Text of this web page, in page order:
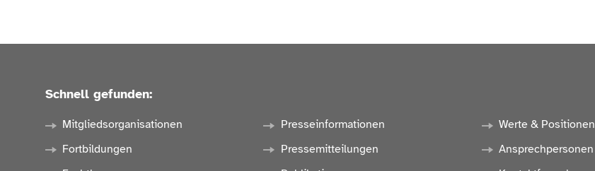
Schnell gefunden:
Mitgliedsorganisationen
Fortbildungen
Presseinformationen
Pressemitteilungen
Werte & Positionen
Ansprechpersonen